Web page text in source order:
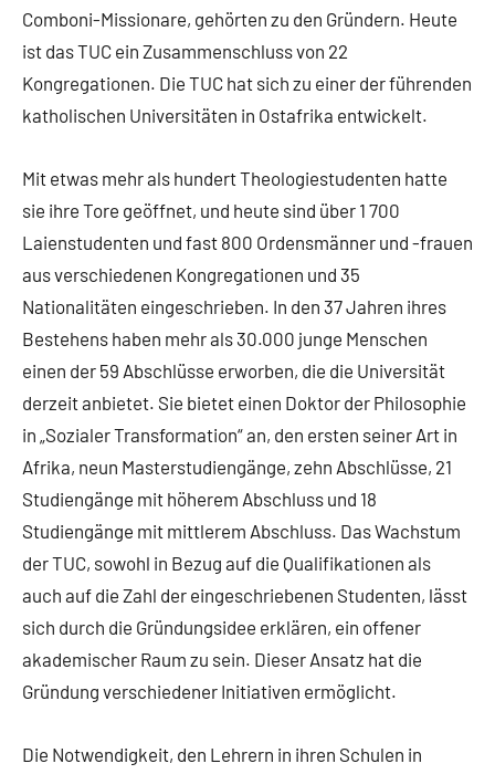
Comboni-Missionare, gehörten zu den Gründern. Heute
ist das TUC ein Zusammenschluss von 22
Kongregationen. Die TUC hat sich zu einer der führenden
katholischen Universitäten in Ostafrika entwickelt.
Mit etwas mehr als hundert Theologiestudenten hatte
sie ihre Tore geöffnet, und heute sind über 1 700
Laienstudenten und fast 800 Ordensmänner und -frauen
aus verschiedenen Kongregationen und 35
Nationalitäten eingeschrieben. In den 37 Jahren ihres
Bestehens haben mehr als 30.000 junge Menschen
einen der 59 Abschlüsse erworben, die die Universität
derzeit anbietet. Sie bietet einen Doktor der Philosophie
in „Sozialer Transformation“ an, den ersten seiner Art in
Afrika, neun Masterstudiengänge, zehn Abschlüsse, 21
Studiengänge mit höherem Abschluss und 18
Studiengänge mit mittlerem Abschluss. Das Wachstum
der TUC, sowohl in Bezug auf die Qualifikationen als
auch auf die Zahl der eingeschriebenen Studenten, lässt
sich durch die Gründungsidee erklären, ein offener
akademischer Raum zu sein. Dieser Ansatz hat die
Gründung verschiedener Initiativen ermöglicht.
Die Notwendigkeit, den Lehrern in ihren Schulen in